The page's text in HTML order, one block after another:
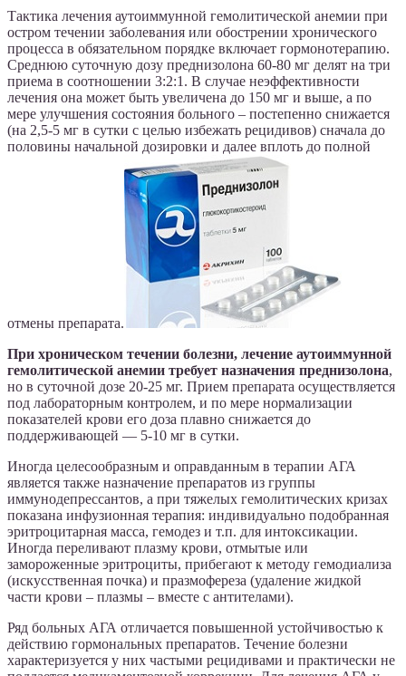
Тактика лечения аутоиммунной гемолитической анемии при
остром течении заболевания или обострении хронического
процесса в обязательном порядке включает гормонотерапию.
Среднюю суточную дозу преднизолона 60-80 мг делят на три
приема в соотношении 3:2:1. В случае неэффективности
лечения она может быть увеличена до 150 мг и выше, а по
мере улучшения состояния больного – постепенно снижается
(на 2,5-5 мг в сутки с целью избежать рецидивов) сначала до
половины начальной дозировки и далее вплоть до полной
отмены препарата.
При хроническом течении болезни, лечение аутоиммунной
гемолитической анемии требует назначения преднизолона,
но в суточной дозе 20-25 мг. Прием препарата осуществляется
под лабораторным контролем, и по мере нормализации
показателей крови его доза плавно снижается до
поддерживающей — 5-10 мг в сутки.
Иногда целесообразным и оправданным в терапии АГА
является также назначение препаратов из группы
иммунодепрессантов, а при тяжелых гемолитических кризах
показана инфузионная терапия: индивидуально подобранная
эритроцитарная масса, гемодез и т.п. для интоксикации.
Иногда переливают плазму крови, отмытые или
замороженные эритроциты, прибегают к методу гемодиализа
(искусственная почка) и празмофереза (удаление жидкой
части крови – плазмы – вместе с антителами).
Ряд больных АГА отличается повышенной устойчивостью к
действию гормональных препаратов. Течение болезни
характеризуется у них частыми рецидивами и практически не